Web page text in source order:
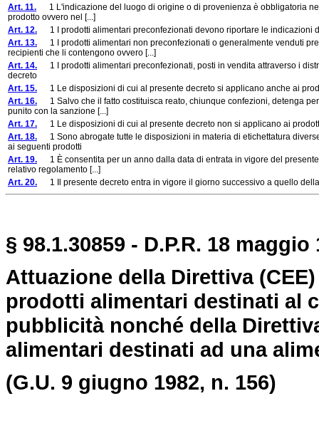
Art. 11. 1 L'indicazione del luogo di origine o di provenienza è obbligatoria
prodotto ovvero nel [...]
Art. 12. 1 I prodotti alimentari preconfezionati devono riportare le indicazioni
Art. 13. 1 I prodotti alimentari non preconfezionati o generalmente venduti
recipienti che li contengono ovvero [...]
Art. 14. 1 I prodotti alimentari preconfezionati, posti in vendita attraverso i
decreto
Art. 15. 1 Le disposizioni di cui al presente decreto si applicano anche ai
Art. 16. 1 Salvo che il fatto costituisca reato, chiunque confezioni, detenga
punito con la sanzione [...]
Art. 17. 1 Le disposizioni di cui al presente decreto non si applicano ai
Art. 18. 1 Sono abrogate tutte le disposizioni in materia di etichettatura
ai seguenti prodotti
Art. 19. 1 È consentita per un anno dalla data di entrata in vigore del
relativo regolamento [...]
Art. 20. 1 Il presente decreto entra in vigore il giorno successivo a quello
§ 98.1.30859 - D.P.R. 18 maggio
Attuazione della Direttiva
prodotti alimentari destinati al
pubblicità nonché della
alimentari destinati ad una
(G.U. 9 giugno 1982, n. 156)